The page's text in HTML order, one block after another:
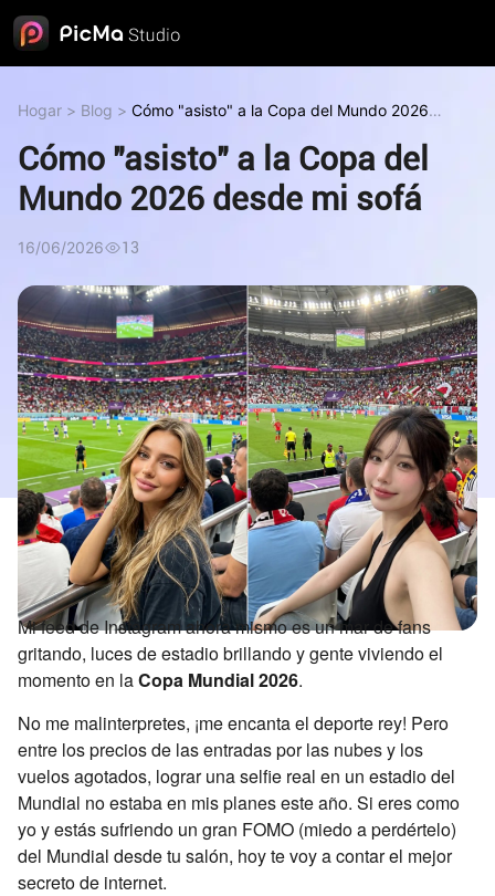
Hogar > Blog > Cómo "asisto" a la Copa del Mundo 2026
Cómo "asisto" a la Copa del
Mundo 2026 desde mi sofá
16/06/2026 13
Mi feed de Instagram ahora mismo es un mar de fans
gritando, luces de estadio brillando y gente viviendo el
momento en laCopa Mundial 2026.
No me malinterpretes, ¡me encanta el deporte rey! Pero
entre los precios de las entradas por las nubes y los
vuelos agotados, lograr una selfie real en un estadio del
Mundial no estaba en mis planes este año. Si eres como
yo y estás sufriendo un gran FOMO (miedo a perdértelo)
del Mundial desde tu salón, hoy te voy a contar el mejor
secreto de internet.